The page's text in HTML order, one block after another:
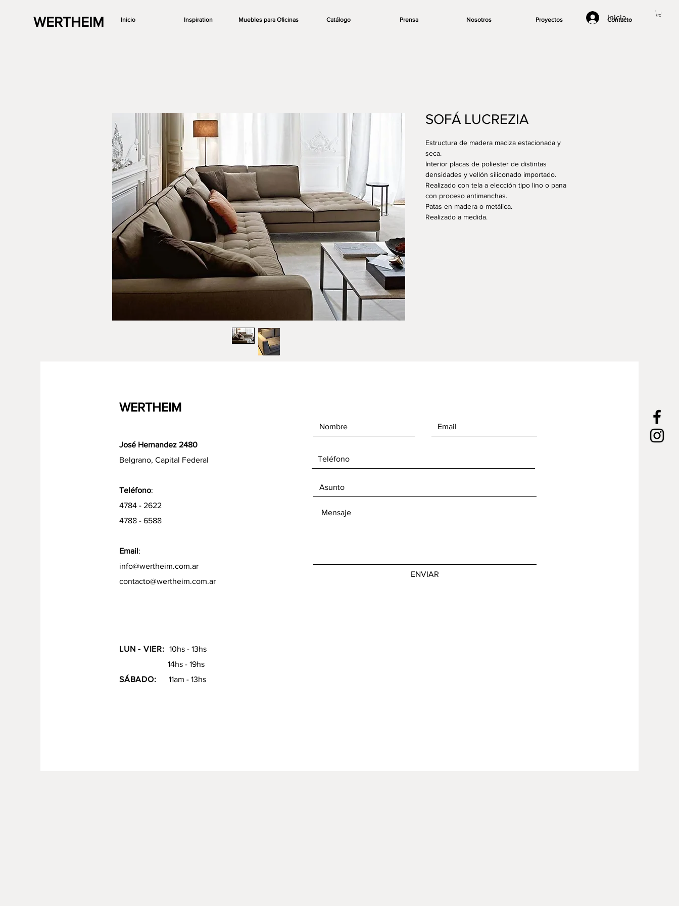
WERTHEIM Inicio Inspiration Muebles para Oficinas Catálogo Prensa Nosotros Proyectos Contacto
SOFÁ LUCREZIA
Estructura de madera maciza estacionada y
seca.
Interior placas de poliester de distintas
densidades y vellón siliconado importado.
Realizado con tela a elección tipo lino o pana
con proceso antimanchas.
Patas en madera o metálica.
Realizado a medida.
Iniciar sesión
WERTHEIM
José Hernandez 2480
Belgrano, Capital Federal
Teléfono:
4784 - 2622
4788 - 6588
Email:
info@wertheim.com.ar
contacto@wertheim.com.ar
ENVIAR
LUN - VIER: 10hs - 13hs
14hs - 19hs
SÁBADO: 11am - 13hs